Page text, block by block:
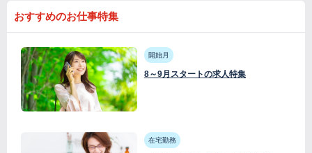
おすすめのお仕事特集
開始月
8～9月スタートの求人特集
在宅勤務